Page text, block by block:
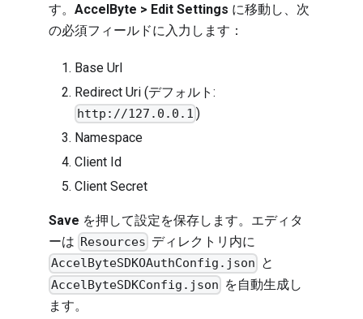
す。 AccelByte > Edit Settings に移動し、次
の必須フィールドに入力します：
Base Url
Redirect Uri (デフォルト:
http://127.0.0.1 )
Namespace
Client Id
Client Secret
Save を押して設定を保存します。エディタ
ーは Resources ディレクトリ内に
AccelByteSDKOAuthConfig.json と
AccelByteSDKConfig.json を自動生成し
ます。